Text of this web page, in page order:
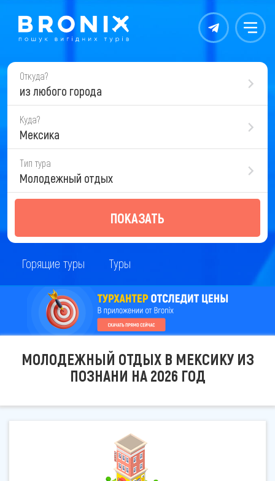
Контакты Меню
Откуда?
из любого города
Куда?
Мексика
Тип тура
Молодежный отдых
ПОКАЗАТЬ
Горящие туры Туры
МОЛОДЕЖНЫЙ ОТДЫХ В МЕКСИКУ ИЗ
ПОЗНАНИ НА 2026 ГОД